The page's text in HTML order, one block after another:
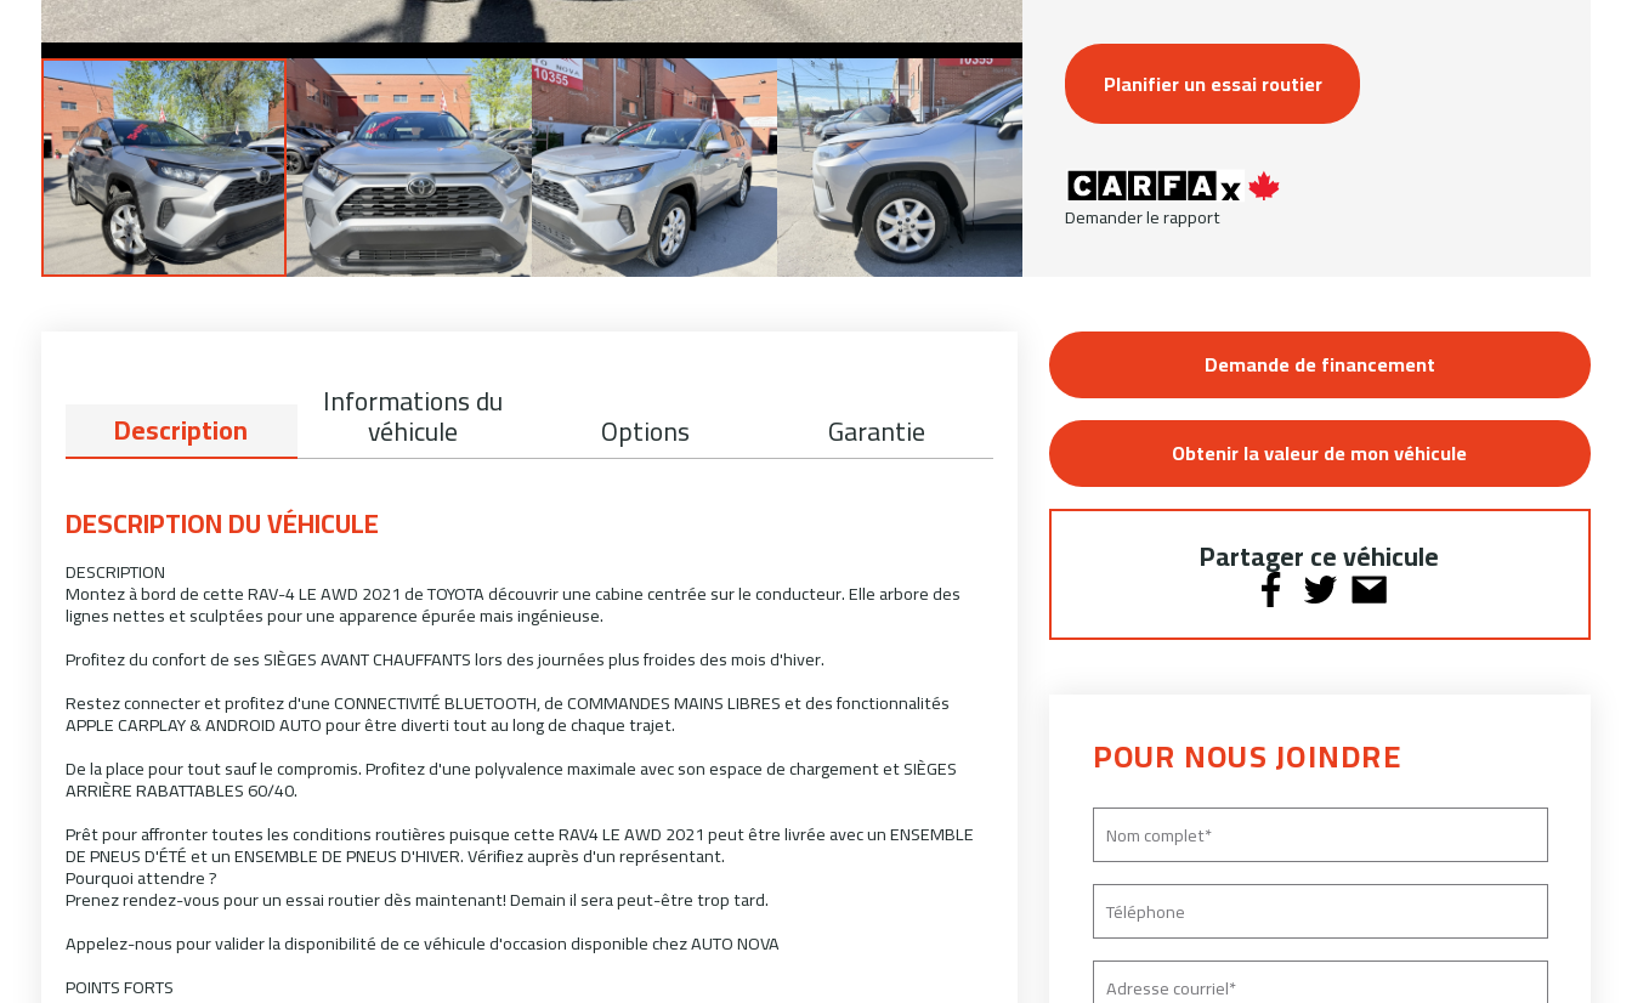
Planifier un essai routier
Demander le rapport
Description
Informations du
véhicule Options
Garantie
DESCRIPTION DU VÉHICULE
DESCRIPTION
Montez à bord de cette RAV-4 LE AWD 2021 de TOYOTA découvrir une cabine centrée sur le conducteur. Elle arbore des
lignes nettes et sculptées pour une apparence épurée mais ingénieuse.
Profitez du confort de ses SIÈGES AVANT CHAUFFANTS lors des journées plus froides des mois d'hiver.
Restez connecter et profitez d'une CONNECTIVITÉ BLUETOOTH, de COMMANDES MAINS LIBRES et des fonctionnalités
APPLE CARPLAY & ANDROID AUTO pour être diverti tout au long de chaque trajet.
De la place pour tout sauf le compromis. Profitez d'une polyvalence maximale avec son espace de chargement et SIÈGES
ARRIÈRE RABATTABLES 60/40.
Prêt pour affronter toutes les conditions routières puisque cette RAV4 LE AWD 2021 peut être livrée avec un ENSEMBLE
DE PNEUS D'ÉTÉ et un ENSEMBLE DE PNEUS D'HIVER. Vérifiez auprès d'un représentant.
Pourquoi attendre ?
Prenez rendez-vous pour un essai routier dès maintenant! Demain il sera peut-être trop tard.
Appelez-nous pour valider la disponibilité de ce véhicule d'occasion disponible chez AUTO NOVA
POINTS FORTS
Demande de financement
Obtenir la valeur de mon véhicule
Partager ce véhicule
POUR NOUS JOINDRE